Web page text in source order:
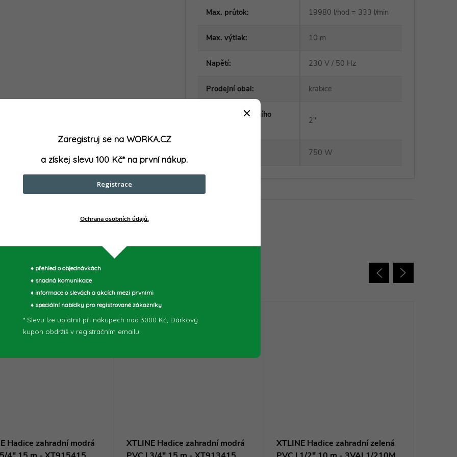
Max. průtok: 19980 l/hod = 333 l/min
Max. výtlak: 10 m
Napětí: 230 V / 50 Hz
Prodejní obal: krabice
Průměr výstupního
2"
750 W
produktu doporučujeme ještě dokoupit
Hadice zahradní modrá
XTLINE Hadice zahradní modrá
XTLINE Hadice zahradní zelená
Zaregistruj se na WORKA.CZ
a získej slevu 100 Kč* na první nákup.
Registrace
Ochrana osobních údajů.
♦ přehled o objednávkách
♦ snadná komunikace
♦ informace o slevách a akcích mezi prvními
♦ speciální nabídky pro registrované zákazníky
* Slevu lze uplatnit při nákupech nad 3000 Kč, Dárkový
kupon obdržíš v registračním emailu.